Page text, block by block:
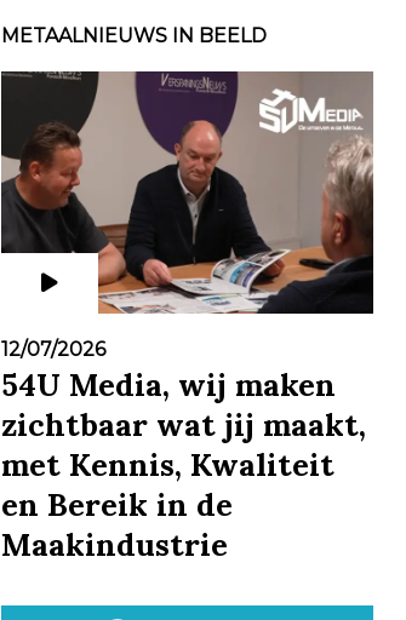
METAALNIEUWS IN BEELD
12/07/2026
54U Media, wij maken
zichtbaar wat jij maakt,
met Kennis, Kwaliteit
en Bereik in de
Maakindustrie